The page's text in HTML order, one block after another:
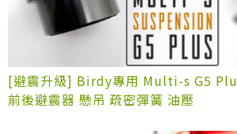
[避震升級] Birdy專用 Multi-s G5
前後避震器 懸吊 疏密彈簧 油壓